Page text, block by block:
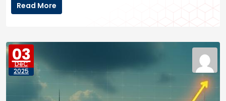
o
,
Read More
l
M
03
DéC
2025